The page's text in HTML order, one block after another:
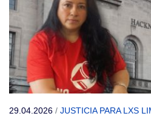
29.04.2026 / JUSTICIA PARA LXS